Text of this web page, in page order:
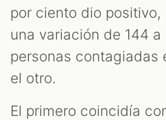
por ciento dio
una variación de 144
personas contagiadas
el otro.
El primero coincidía